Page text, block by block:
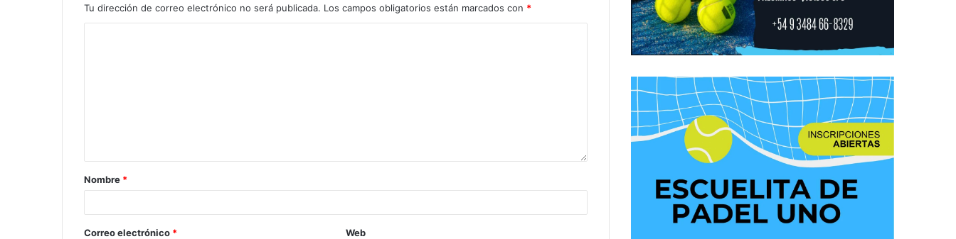
Tu dirección de correo electrónico no será publicada. Los campos obligatorios están marcados con *
Nombre *
Correo electrónico * Web